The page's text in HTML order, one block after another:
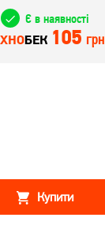
Є в наявності
БЕК 105 грн
Купити